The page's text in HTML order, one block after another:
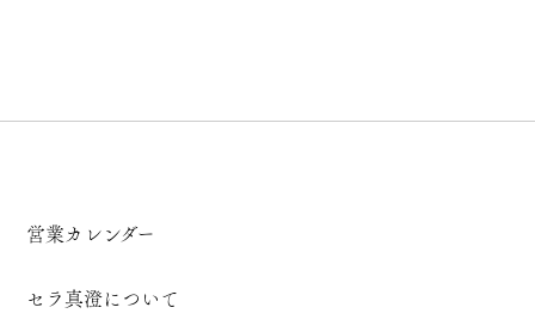
営業カレンダー
セラ真澄について